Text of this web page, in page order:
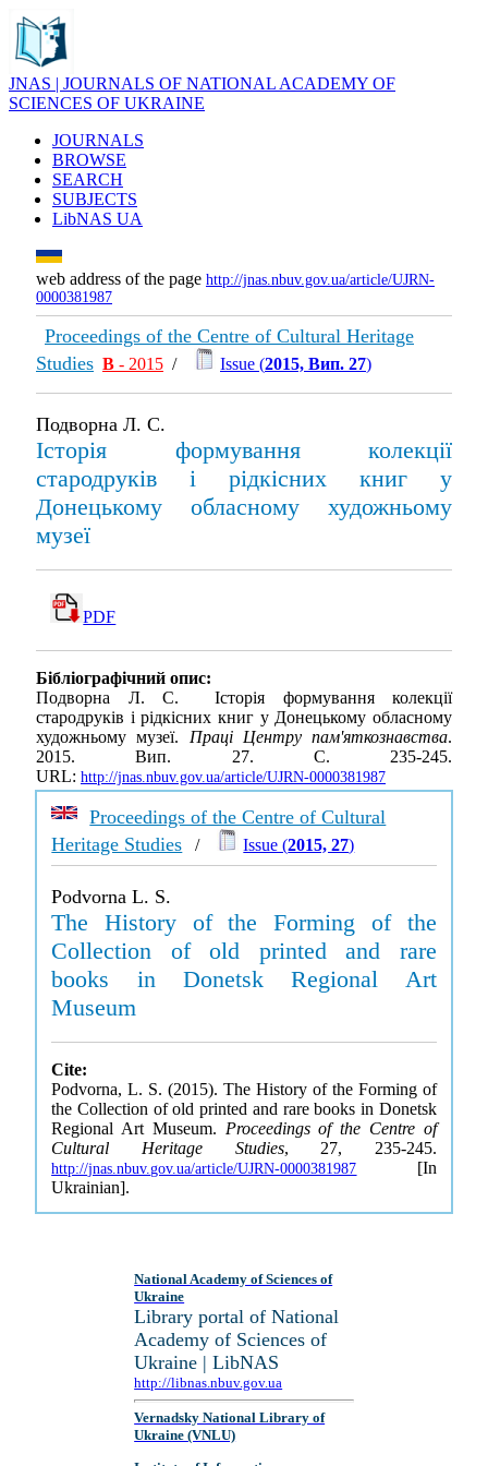
JNAS | JOURNALS OF NATIONAL ACADEMY OF
SCIENCES OF UKRAINE
JOURNALS
BROWSE
SEARCH
SUBJECTS
LibNAS UA
web address of the page http://jnas.nbuv.gov.ua/article/UJRN-
0000381987
Proceedings of the Centre of Cultural Heritage
Studies В - 2015 / Issue (2015, Вип. 27)
Подворна Л. С.
Історія формування колекції
стародруків і рідкісних книг у
Донецькому обласному художньому
музеї
PDF
Бібліографічний опис:
Подворна Л. С. Історія формування колекції
стародруків і рідкісних книг у Донецькому обласному
художньому музеї. Праці Центру пам'яткознавства.
2015. Вип. 27. С. 235-245.
URL: http://jnas.nbuv.gov.ua/article/UJRN-0000381987
Proceedings of the Centre of Cultural
Heritage Studies / Issue (2015, 27)
Podvorna L. S.
The History of the Forming of the
Collection of old printed and rare
books in Donetsk Regional Art
Museum
Cite:
Podvorna, L. S. (2015). The History of the Forming of
the Collection of old printed and rare books in Donetsk
Regional Art Museum. Proceedings of the Centre of
Cultural Heritage Studies, 27, 235-245.
http://jnas.nbuv.gov.ua/article/UJRN-0000381987 [In
Ukrainian].
National Academy of Sciences of
Ukraine
Library portal of National
Academy of Sciences of
Ukraine | LibNAS
http://libnas.nbuv.gov.ua
Vernadsky National Library of
Ukraine (VNLU)